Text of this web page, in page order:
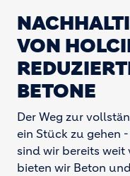
VON
BETONE
Der Weg zur
ein Stück zu gehen
sind wir bereits weit
bieten wir Beton